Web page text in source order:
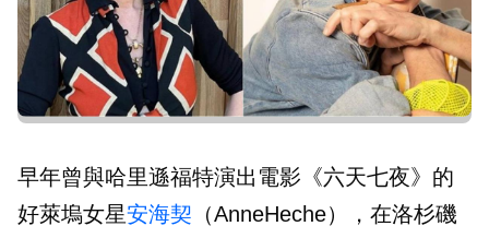
早年曾與哈里遜福特演出電影《六天七夜》的
好萊塢女星安海契 （AnneHeche），在洛杉磯